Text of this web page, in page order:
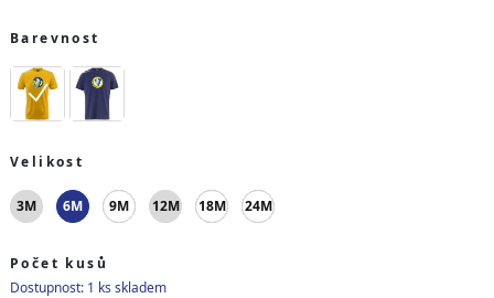
Barevnost
Velikost
3M 6M 9M 12M 18M 24M
Počet kusů
Dostupnost: 1 ks skladem